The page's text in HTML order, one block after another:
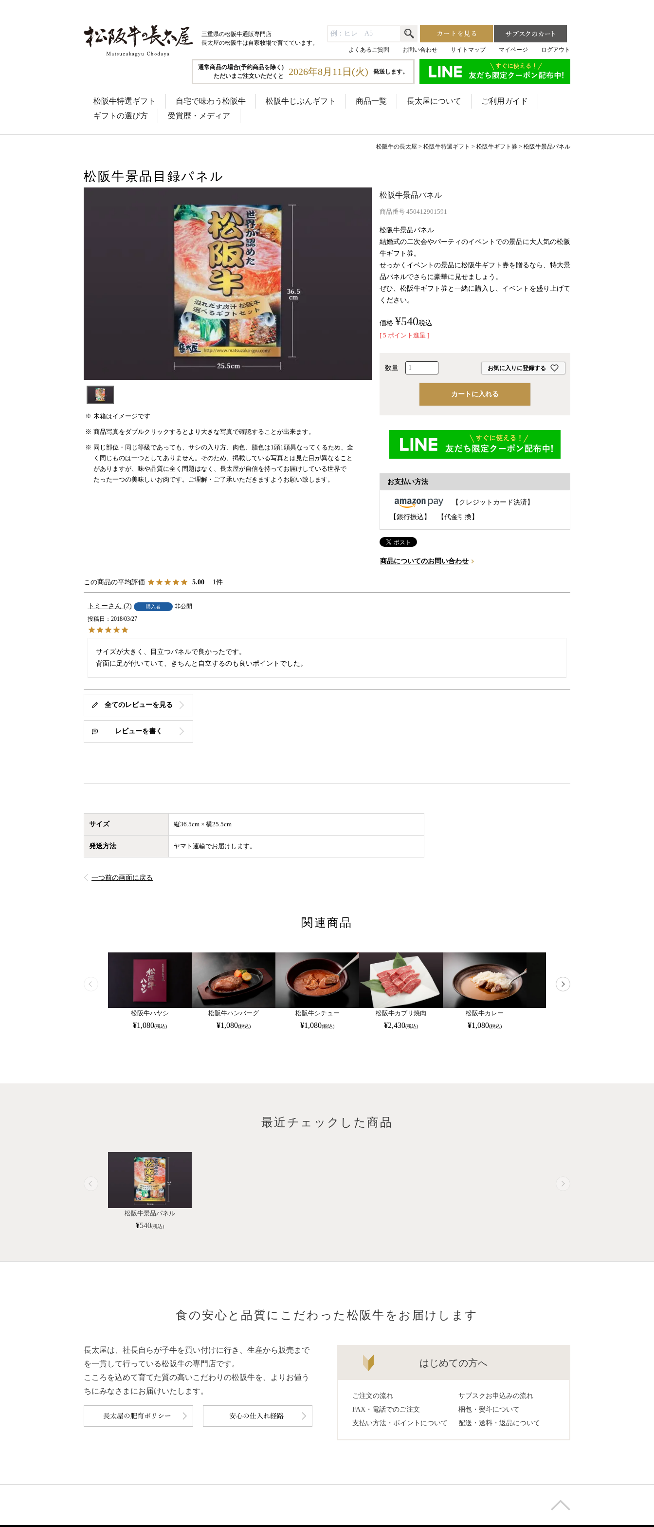
三重県の松阪牛通販専門店
長太屋の松阪牛は自家牧場で育てています。
よくあるご質問
お問い合わせ サイトマップ マイページ ログアウト
通常商品の場合(予約商品を除く)
ただいまご注文いただくと
2026年8月11日(火) 発送します。
松阪牛特選ギフト 自宅で味わう松阪牛 松阪牛じぶんギフト 商品一覧 長太屋について
ご利用ガイド
ギフトの選び方
受賞歴・メディア
松阪牛の長太屋 松阪牛特選ギフト 松阪牛ギフト券 松阪牛景品パネル
松阪牛景品目録パネル
木箱はイメージです
商品写真をダブルクリックするとより大きな写真で確認することが出来ます。
同じ部位・同じ等級であっても、サシの入り方、肉色、脂色は1頭1頭異なってくるため、全
く同じものは一つとしてありません。そのため、掲載している写真とは見た目が異なること
がありますが、味や品質に全く問題はなく、長太屋が自信を持ってお届けしている世界で
たった一つの美味しいお肉です。ご理解・ご了承いただきますようお願い致します。
松阪牛景品パネル
商品番号 450412901591
松阪牛景品パネル
結婚式の二次会やパーティのイベントでの景品に大人気の松阪
牛ギフト券。
せっかくイベントの景品に松阪牛ギフト券を贈るなら、特大景
品パネルでさらに豪華に見せましょう。
ぜひ、松阪牛ギフト券と一緒に購入し、イベントを盛り上げて
ください。
価格 ¥540税込
[ 5 ポイント進呈 ]
お気に入りに登録する
カートに入れる
お支払い方法
【クレジットカード決済】
【銀行振込】
【代金引換】
商品についてのお問い合わせ
5.00 1
トミー 2 購入者
非公開
投稿日
2018/03/27
サイズが大きく、目立つパネルで良かったです。
背面に足が付いていて、きちんと自立するのも良いポイントでした。
全てのレビューを見る
レビューを書く
サイズ 縦36.5cm × 横25.5cm
発送方法 ヤマト運輸でお届けします。
一つ前の画面に戻る
関連商品
松阪牛ハヤシ
¥1,080(税込)
松阪牛ハンバーグ
¥1,080(税込)
松阪牛シチュー
¥1,080(税込)
松阪牛カブリ焼肉
¥2,430(税込)
松阪牛カレー
¥1,080(税込)
最近チェックした商品
松阪牛景品パネル
¥540(税込)
食の安心と品質にこだわった松阪牛をお届けします
長太屋は、社長自らが子牛を買い付けに行き、生産から販売まで
を一貫して行っている松阪牛の専門店です。
こころを込めて育てた質の高いこだわりの松阪牛を、よりお値う
ちにみなさまにお届けいたします。
はじめての方へ
ご注文の流れ
サブスクお申込みの流れ
FAX・電話でのご注文
梱包・熨斗について
支払い方法・ポイントについて
配送・送料・返品について